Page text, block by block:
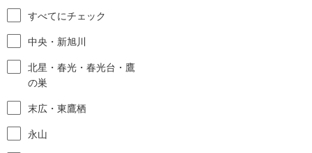
すべてにチェック
中央・新旭川
北星・春光・春光台・鷹
の巣
末広・東鷹栖
永山